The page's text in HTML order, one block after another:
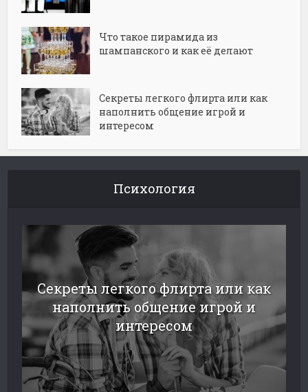
Что такое пирамида из
шампанского и как её делают
Секреты легкого флирта или как
наполнить общение игрой и
интересом
Психология
Секреты легкого флирта или как
наполнить общение игрой и
интересом